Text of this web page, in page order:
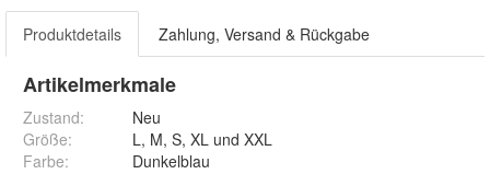
Produktdetails Zahlung, Versand & Rückgabe
Artikelmerkmale
Zustand:
Neu
Größe:
L, M, S, XL und XXL
Farbe: Dunkelblau